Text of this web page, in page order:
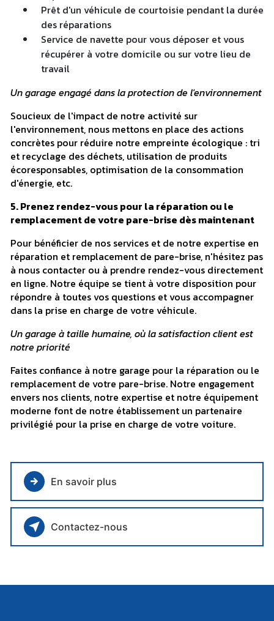
Prêt d'un véhicule de courtoisie pendant la durée
des réparations
Service de navette pour vous déposer et vous
récupérer à votre domicile ou sur votre lieu de
travail
Un garage engagé dans la protection de l'environnement
Soucieux de l'impact de notre activité sur
l'environnement, nous mettons en place des actions
concrètes pour réduire notre empreinte écologique : tri
et recyclage des déchets, utilisation de produits
écoresponsables, optimisation de la consommation
d'énergie, etc.
5. Prenez rendez-vous pour la réparation ou le
remplacement de votre pare-brise dès maintenant
Pour bénéficier de nos services et de notre expertise en
réparation et remplacement de pare-brise, n'hésitez pas
à nous contacter ou à prendre rendez-vous directement
en ligne. Notre équipe se tient à votre disposition pour
répondre à toutes vos questions et vous accompagner
dans la prise en charge de votre véhicule.
Un garage à taille humaine, où la satisfaction client est
notre priorité
Faites confiance à notre garage pour la réparation ou le
remplacement de votre pare-brise. Notre engagement
envers nos clients, notre expertise et notre équipement
moderne font de notre établissement un partenaire
privilégié pour la prise en charge de votre voiture.
En savoir plus
Contactez-nous